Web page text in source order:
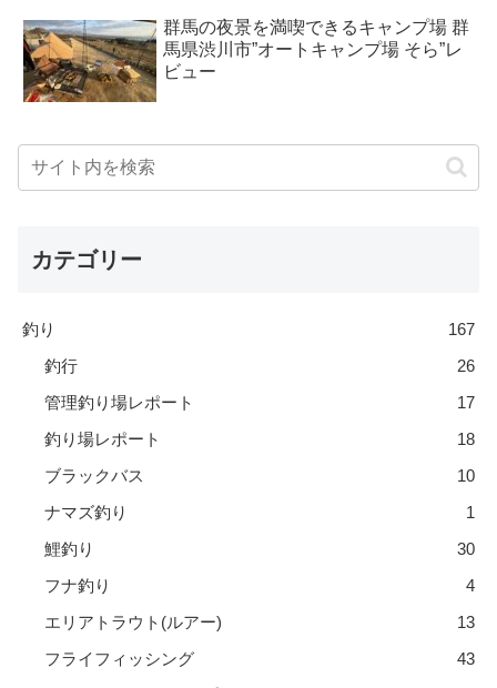
群馬の夜景を満喫できるキャンプ場 群
馬県渋川市”オートキャンプ場 そら”レ
ビュー
カテゴリー
釣り
167
釣行
26
管理釣り場レポート
17
釣り場レポート
18
ブラックバス
10
ナマズ釣り
1
鯉釣り
30
フナ釣り
4
エリアトラウト(ルアー)
13
フライフィッシング
43